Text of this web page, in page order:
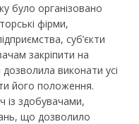
було організовано
фірми,
суб’єкти
закріпити на
виконати усі
його положення.
із здобувачами,
що дозволило